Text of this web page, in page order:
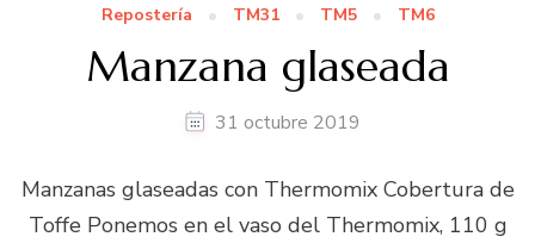
Repostería
TM31 TM5 TM6
Manzana glaseada
31 octubre 2019
Manzanas glaseadas con Thermomix Cobertura de
Toffe Ponemos en el vaso del Thermomix, 110 g